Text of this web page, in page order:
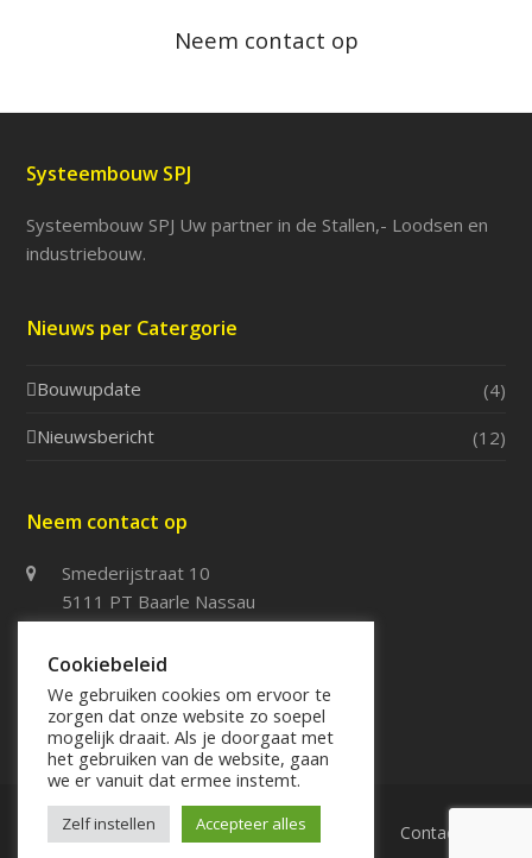
Neem contact op
Systeembouw SPJ
Systeembouw SPJ Uw partner in de Stallen,- Loodsen en
industriebouw.
Nieuws per Catergorie
Bouwupdate
(4)
Nieuwsbericht
(12)
Neem contact op
Smederijstraat 10
5111 PT Baarle Nassau
013 – 5076115
info@systeembouwspj.nl
Home Over SPJ Werkzaamheden
Contact
Cookiebeleid
We gebruiken cookies om ervoor te
zorgen dat onze website zo soepel
mogelijk draait. Als je doorgaat met
het gebruiken van de website, gaan
we er vanuit dat ermee instemt.
Zelf instellen Accepteer alles